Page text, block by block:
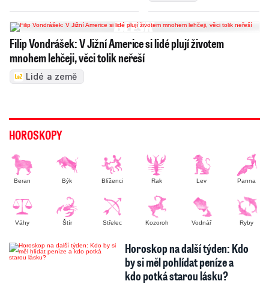
Filip Vondrášek: V Jižní Americe si lidé plují životem
mnohem lehčeji, věci tolik neřeší
Lidé a země
HOROSKOPY
Beran Býk Blíženci Rak Lev Panna
Váhy Štír Střelec Kozoroh Vodnář Ryby
Horoskop na další týden: Kdo
by si měl pohlídat peníze a
kdo potká starou lásku?